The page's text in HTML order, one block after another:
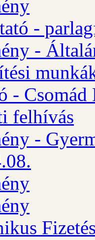
-
-
- Csomád
felhívás
-